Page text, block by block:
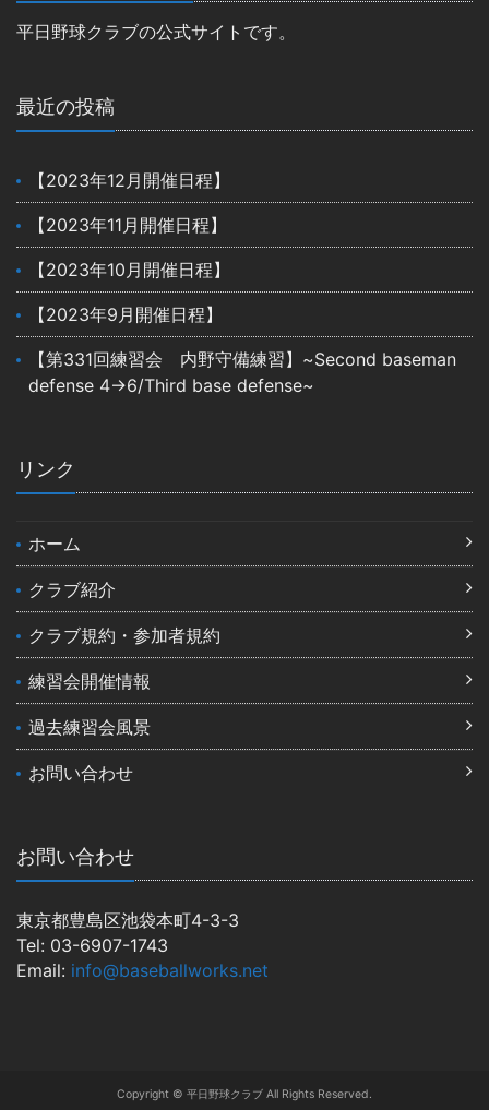
平日野球クラブの公式サイトです。
最近の投稿
【2023年12月開催日程】
【2023年11月開催日程】
【2023年10月開催日程】
【2023年9月開催日程】
【第331回練習会 内野守備練習】~Second baseman
defense 4→6/Third base defense~
リンク
ホーム
クラブ紹介
クラブ規約・参加者規約
練習会開催情報
過去練習会風景
お問い合わせ
お問い合わせ
東京都豊島区池袋本町4-3-3
Tel: 03-6907-1743
Email: info@baseballworks.net
Copyright © 平日野球クラブ All Rights Reserved.